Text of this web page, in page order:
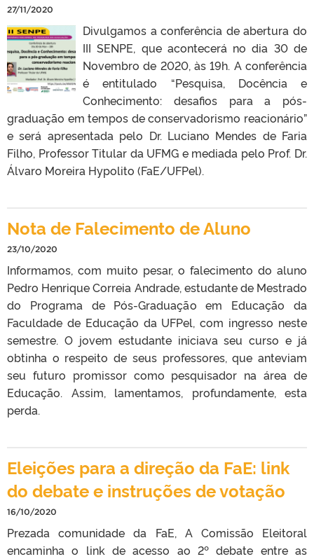
27/11/2020
Divulgamos a conferência de abertura do
III SENPE, que acontecerá no dia 30 de
Novembro de 2020, às 19h. A conferência
é entitulado “Pesquisa, Docência e
Conhecimento: desafios para a pós-
graduação em tempos de conservadorismo reacionário”
e será apresentada pelo Dr. Luciano Mendes de Faria
Filho, Professor Titular da UFMG e mediada pelo Prof. Dr.
Álvaro Moreira Hypolito (FaE/UFPel).
Nota de Falecimento de Aluno
23/10/2020
Informamos, com muito pesar, o falecimento do aluno
Pedro Henrique Correia Andrade, estudante de Mestrado
do Programa de Pós-Graduação em Educação da
Faculdade de Educação da UFPel, com ingresso neste
semestre. O jovem estudante iniciava seu curso e já
obtinha o respeito de seus professores, que anteviam
seu futuro promissor como pesquisador na área de
Educação. Assim, lamentamos, profundamente, esta
perda.
Eleições para a direção da FaE: link
do debate e instruções de votação
16/10/2020
Prezada comunidade da FaE, A Comissão Eleitoral
encaminha o link de acesso ao 2º debate entre as